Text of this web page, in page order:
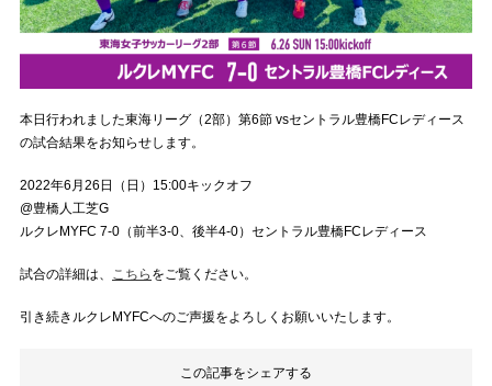
本日行われました東海リーグ（2部）第6節 vsセントラル豊橋FCレディース
の試合結果をお知らせします。
2022年6月26日（日）15:00キックオフ
@豊橋人工芝G
ルクレMYFC 7-0（前半3-0、後半4-0）セントラル豊橋FCレディース
試合の詳細は、 こちら をご覧ください。
引き続きルクレMYFCへのご声援をよろしくお願いいたします。
この記事をシェアする